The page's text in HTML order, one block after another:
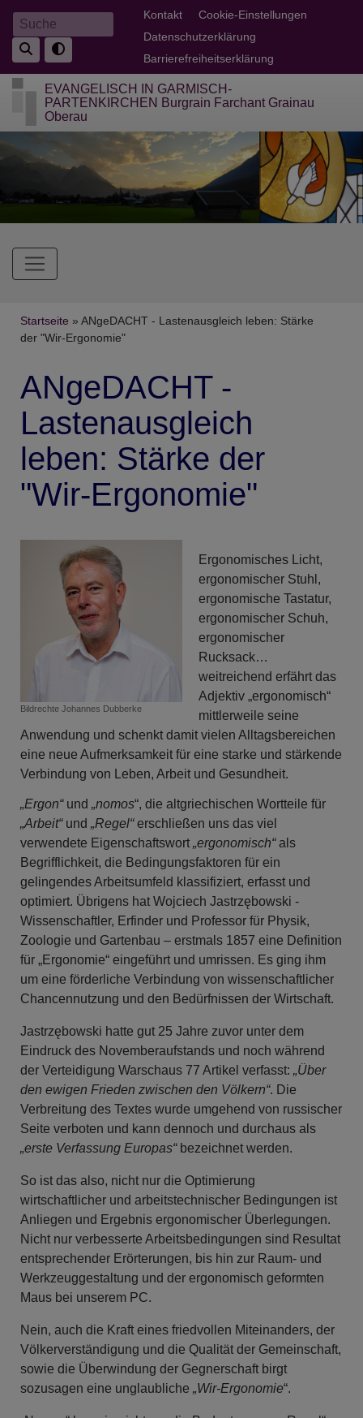
Direkt
zum
Inhalt
Suche Fußbereichsmenü
Kontakt
Cookie-Einstellungen
Datenschutzerklärung
Barrierefreiheitserklärung
EVANGELISCH IN GARMISCH-
PARTENKIRCHEN Burgrain Farchant Grainau
Oberau
Hauptnavigation
Breadcrumb
Startseite
ANgeDACHT - Lastenausgleich leben: Stärke
der "Wir-Ergonomie"
ANgeDACHT -
Lastenausgleich
leben: Stärke der
"Wir-Ergonomie"
Bildrechte Johannes Dubberke
Ergonomisches Licht,
ergonomischer Stuhl,
ergonomische Tastatur,
ergonomischer Schuh,
ergonomischer
Rucksack…
weitreichend erfährt das
Adjektiv „ergonomisch“
mittlerweile seine
Anwendung und schenkt damit vielen Alltagsbereichen
eine neue Aufmerksamkeit für eine starke und stärkende
Verbindung von Leben, Arbeit und Gesundheit.
„Ergon“und „nomos“, die altgriechischen Wortteile für
„Arbeit“und „Regel“erschließen uns das viel
verwendete Eigenschaftswort „ergonomisch“als
Begrifflichkeit, die Bedingungsfaktoren für ein
gelingendes Arbeitsumfeld klassifiziert, erfasst und
optimiert. Übrigens hat Wojciech Jastrzębowski -
Wissenschaftler, Erfinder und Professor für Physik,
Zoologie und Gartenbau – erstmals 1857 eine Definition
für „Ergonomie“ eingeführt und umrissen. Es ging ihm
um eine förderliche Verbindung von wissenschaftlicher
Chancennutzung und den Bedürfnissen der Wirtschaft.
Jastrzębowski hatte gut 25 Jahre zuvor unter dem
Eindruck des Novemberaufstands und noch während
der Verteidigung Warschaus 77 Artikel verfasst: „Über
den ewigen Frieden zwischen den Völkern“. Die
Verbreitung des Textes wurde umgehend von russischer
Seite verboten und kann dennoch und durchaus als
„erste Verfassung Europas“bezeichnet werden.
So ist das also, nicht nur die Optimierung
wirtschaftlicher und arbeitstechnischer Bedingungen ist
Anliegen und Ergebnis ergonomischer Überlegungen.
Nicht nur verbesserte Arbeitsbedingungen sind Resultat
entsprechender Erörterungen, bis hin zur Raum- und
Werkzeuggestaltung und der ergonomisch geformten
Maus bei unserem PC.
Nein, auch die Kraft eines friedvollen Miteinanders, der
Völkerverständigung und die Qualität der Gemeinschaft,
sowie die Überwindung der Gegnerschaft birgt
sozusagen eine unglaubliche „Wir-Ergonomie“.